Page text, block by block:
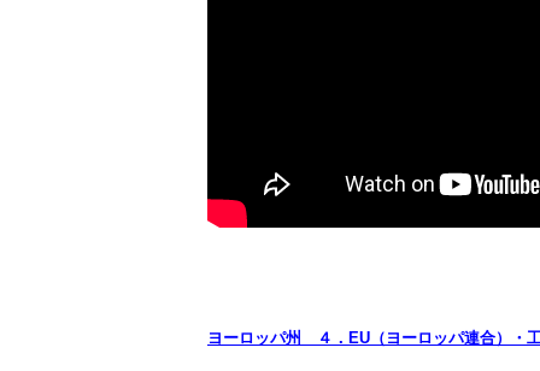
ヨーロッパ州 ４．EU（ヨーロッパ連合）・